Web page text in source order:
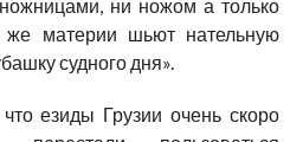
ни ножом а только
же материи шьют нательную
судного дня».
езиды Грузии очень скоро